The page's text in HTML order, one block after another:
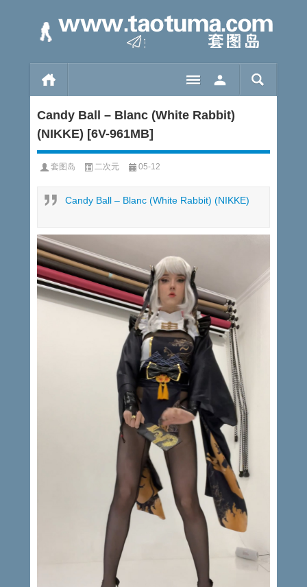
Candy Ball – Blanc (White Rabbit)
(NIKKE) [6V-961MB]
套图岛 二次元 05-12
Candy Ball – Blanc (White Rabbit) (NIKKE)